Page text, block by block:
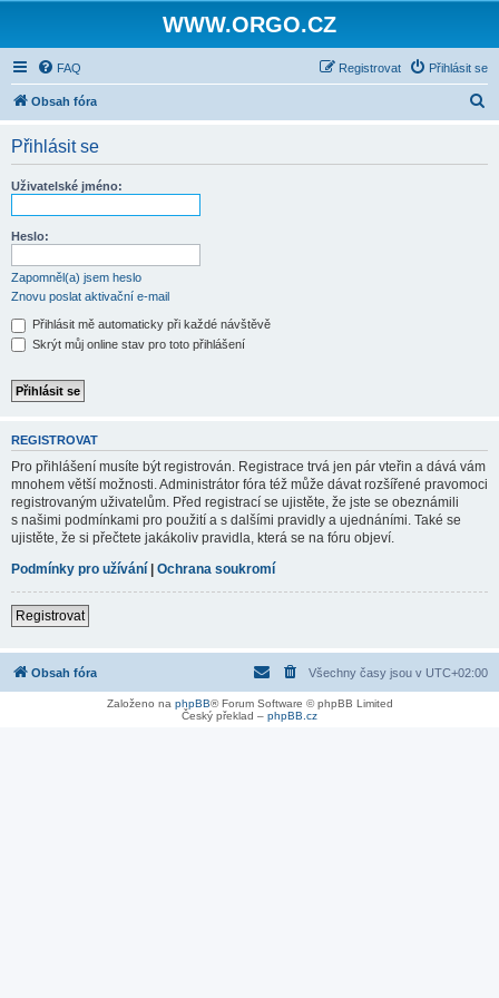
WWW.ORGO.CZ
FAQ Přihlásit se
Registrovat
Obsah fóra
Přihlásit se
Uživatelské jméno:
Heslo:
Zapomněl(a) jsem heslo
Znovu poslat aktivační e-mail
Přihlásit mě automaticky při každé návštěvě
Skrýt můj online stav pro toto přihlášení
REGISTROVAT
Pro přihlášení musíte být registrován. Registrace trvá jen pár vteřin a dává vám
mnohem větší možnosti. Administrátor fóra též může dávat rozšířené pravomoci
registrovaným uživatelům. Před registrací se ujistěte, že jste se obeznámili
s našimi podmínkami pro použití a s dalšími pravidly a ujednáními. Také se
ujistěte, že si přečtete jakákoliv pravidla, která se na fóru objeví.
Podmínky pro užívání | Ochrana soukromí
Registrovat
Obsah fóra Všechny časy jsou v UTC+02:00
Založeno na phpBB® Forum Software © phpBB Limited
Český překlad – phpBB.cz